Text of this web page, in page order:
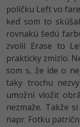
políčku Left vo
keď som to
rovnakú šedú
zvolil Erase to
prakticky zmizlo.
som s, že ide o
taky trochu
umožní vložiť
nezmaže. Takže
napr. Fotku